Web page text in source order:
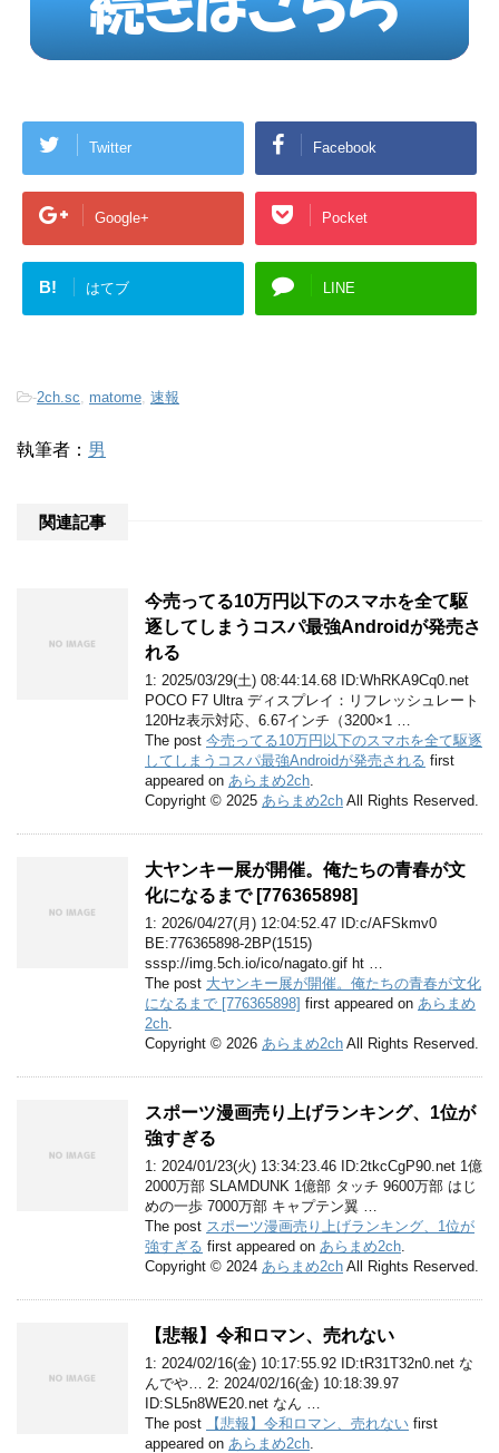
Twitter Facebook
Google+ Pocket
B! はてブ LINE
-2ch.sc matome 速報
執筆者： 男
関連記事
今売ってる10万円以下のスマホを全て駆
逐してしまうコスパ最強Androidが発売さ
れる
1: 2025/03/29(土) 08:44:14.68 ID:WhRKA9Cq0.net
POCO F7 Ultra ディスプレイ：リフレッシュレート
120Hz表示対応、6.67インチ（3200×1 …
The post 今売ってる10万円以下のスマホを全て駆逐
してしまうコスパ最強Androidが発売される first
appeared on あらまめ2ch
Copyright © 2025 あらまめ2ch All Rights Reserved.
大ヤンキー展が開催。俺たちの青春が文
化になるまで [776365898]
1: 2026/04/27(月) 12:04:52.47 ID:c/AFSkmv0
BE:776365898-2BP(1515)
sssp://img.5ch.io/ico/nagato.gif ht …
The post 大ヤンキー展が開催。俺たちの青春が文化
になるまで [776365898] first appeared on あらまめ
2ch
Copyright © 2026 あらまめ2ch All Rights Reserved.
スポーツ漫画売り上げランキング、1位が
強すぎる
1: 2024/01/23(火) 13:34:23.46 ID:2tkcCgP90.net 1億
2000万部 SLAMDUNK 1億部 タッチ 9600万部 はじ
めの一歩 7000万部 キャプテン翼 …
The post スポーツ漫画売り上げランキング、1位が
強すぎる first appeared on あらまめ2ch
Copyright © 2024 あらまめ2ch All Rights Reserved.
【悲報】令和ロマン、売れない
1: 2024/02/16(金) 10:17:55.92 ID:tR31T32n0.net な
んでや… 2: 2024/02/16(金) 10:18:39.97
ID:SL5n8WE20.net なん …
The post
【悲報】令和ロマン、売れない first
appeared on あらまめ2ch